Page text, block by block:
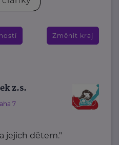
Změnit kraj
z.s.
7
jejich dětem."